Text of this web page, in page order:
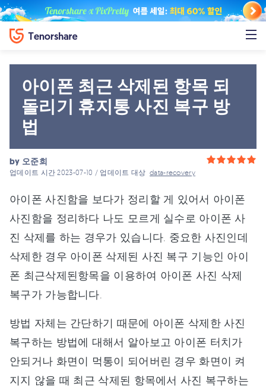
아이폰 최근 삭제된 항목 되
돌리기 휴지통 사진 복구 방
법
by 오준희
업데이트 시간 2023-07-10 / 업데이트 대상data-recovery
아이폰 사진함을 보다가 정리할 게 있어서 아이폰
사진함을 정리하다 나도 모르게 실수로 아이폰 사
진 삭제를 하는 경우가 있습니다. 중요한 사진인데
삭제한 경우 아이폰 삭제된 사진 복구 기능인 아이
폰 최근삭제된항목을 이용하여 아이폰 사진 삭제
복구가 가능합니다.
방법 자체는 간단하기 때문에 아이폰 삭제한 사진
복구하는 방법에 대해서 알아보고 아이폰 터치가
안되거나 화면이 먹통이 되어버린 경우 화면이 켜
지지 않을 때 최근 삭제된 항목에서 사진 복구하는